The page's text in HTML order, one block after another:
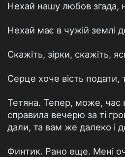
Нехай нашу любов згада,
Нехай має в чужій землі
Скажіть, зірки, скажіть,
Серце хоче вість подати,
Тетяна. Тепер, може, час
справила вечерю за ті
дали, та вам же далеко і
Финтик. Рано еще. Мені